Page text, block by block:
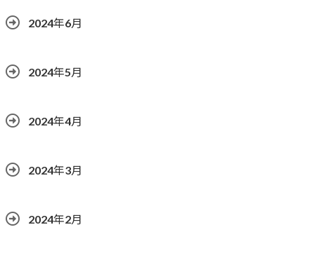
2024年6月
2024年5月
2024年4月
2024年3月
2024年2月